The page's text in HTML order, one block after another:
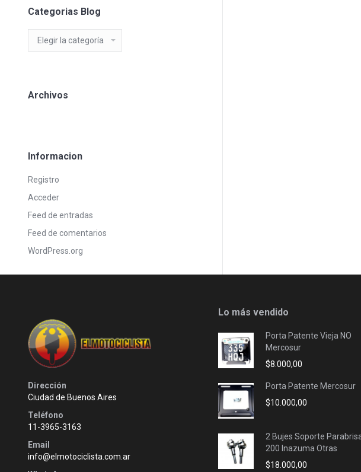
Categorias Blog
Blog
Archivos
Informacion
Registro
Acceder
Feed de entradas
Feed de comentarios
WordPress.org
Dirección
Ciudad de Buenos Aires
Teléfono
11-3965-3163
Email
info@elmotociclista.com.ar
Lo más vendido
Porta Patente Vieja NO
Mercosur
$8.000,00
Porta Patente Mercosur
$10.000,00
2 Bujes Soporte
200 Inazuma Otras
$18.000,00